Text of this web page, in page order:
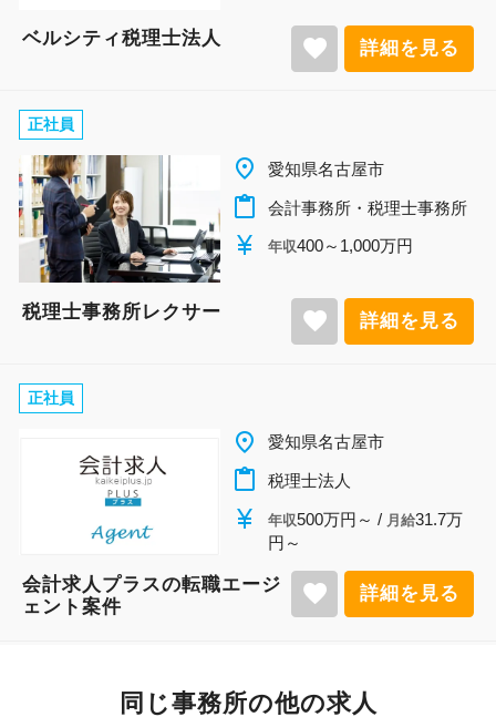
ベルシティ税理士法人 favorite 詳細を見る
正社員
place 愛知県名古屋市
content_paste 会計事務所・税理士事務所
currency_yen 年収400～1,000万円
税理士事務所レクサー favorite 詳細を見る
正社員
place 愛知県名古屋市
content_paste 税理士法人
currency_yen 年収500万円～ / 月給31.7万
円～
会計求人プラスの転職エージ
ェント案件
favorite 詳細を見る
同じ事務所の他の求人